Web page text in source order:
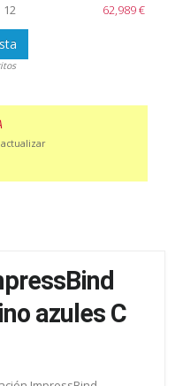
12
62,989 €
actualizar
azules C